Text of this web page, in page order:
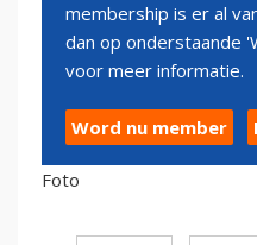
membership is er al
dan op onderstaande
voor meer informatie.
Word nu member
Foto